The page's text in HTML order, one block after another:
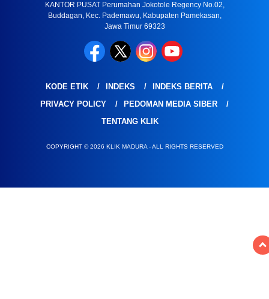
KANTOR PUSAT Perumahan Jokotole Regency No.02,
Buddagan, Kec. Pademawu, Kabupaten Pamekasan,
Jawa Timur 69323
KODE ETIK INDEKS
INDEKS BERITA
PRIVACY POLICY
PEDOMAN MEDIA SIBER
TENTANG KLIK
COPYRIGHT © 2026 KLIK MADURA - ALL RIGHTS RESERVED